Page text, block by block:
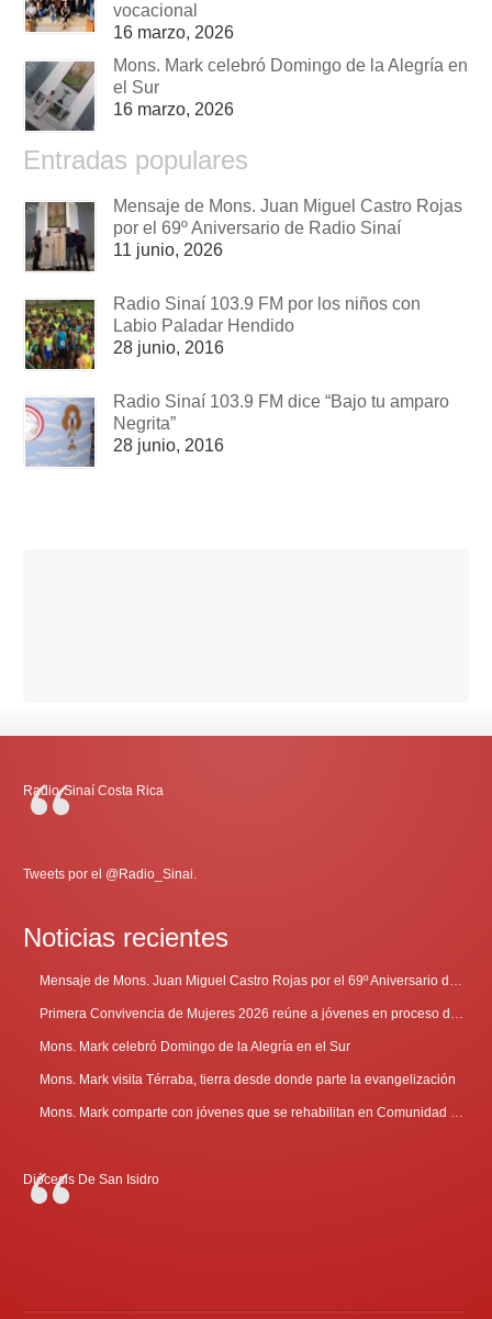
vocacional
16 marzo, 2026
Mons. Mark celebró Domingo de la Alegría en
el Sur
16 marzo, 2026
Entradas populares
Mensaje de Mons. Juan Miguel Castro Rojas
por el 69º Aniversario de Radio Sinaí
11 junio, 2026
Radio Sinaí 103.9 FM por los niños con
Labio Paladar Hendido
28 junio, 2016
Radio Sinaí 103.9 FM dice “Bajo tu amparo
Negrita”
28 junio, 2016
Radio-Sinaí Costa Rica
Tweets por el @Radio_Sinai.
Noticias recientes
Mons. Mark celebró Domingo de la Alegría en el Sur
Mons. Mark visita Térraba, tierra desde donde parte la evangelización
Diócesis De San Isidro